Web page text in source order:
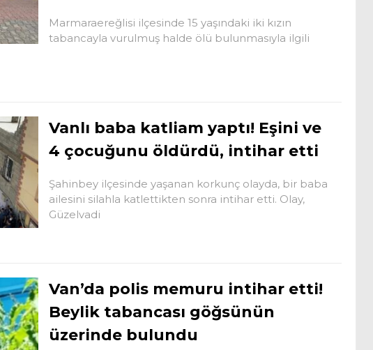
Marmaraereğlisi ilçesinde 15 yaşındaki iki kızın
tabancayla vurulmuş halde ölü bulunmasıyla ilgili
Vanlı baba katliam yaptı! Eşini ve
4 çocuğunu öldürdü, intihar etti
Şahinbey ilçesinde yaşanan korkunç olayda, bir baba
ailesini silahla katlettikten sonra intihar etti. Olay,
Güzelvadi
Van’da polis memuru intihar etti!
Beylik tabancası göğsünün
üzerinde bulundu